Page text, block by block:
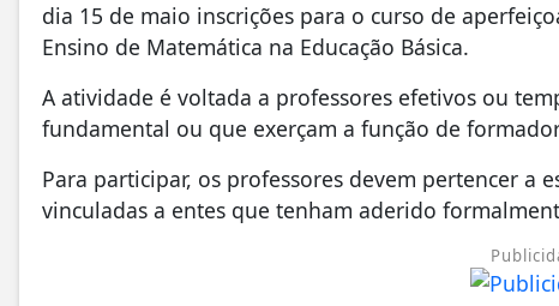
dia 15 de maio inscrições para o curso de
Ensino de Matemática na Educação Básica.
A atividade é voltada a professores efetivos ou
fundamental ou que exerçam a função de
Para participar, os professores devem pertencer a
vinculadas a entes que tenham aderido